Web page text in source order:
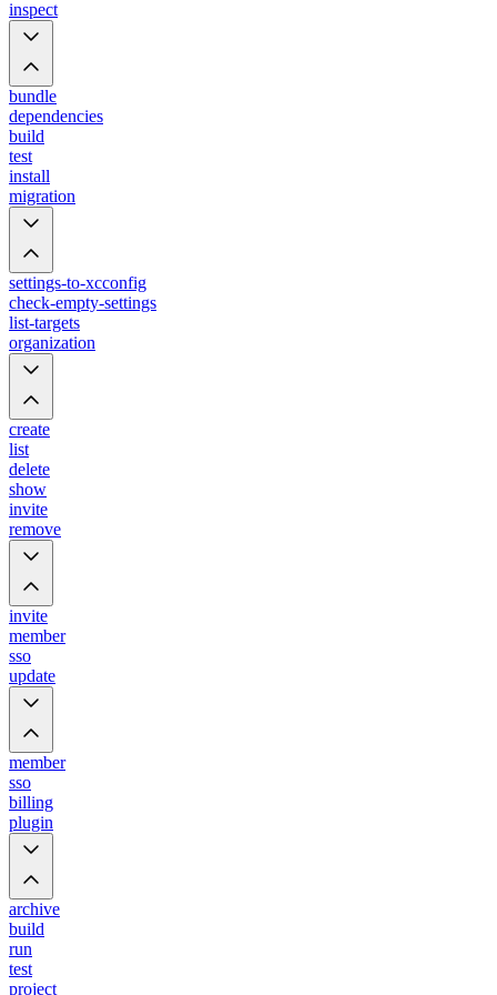
inspect
bundle
dependencies
build
test
install
migration
settings-to-xcconfig
check-empty-settings
list-targets
organization
create
list
delete
show
invite
remove
invite
member
sso
update
member
sso
billing
plugin
archive
build
run
test
project